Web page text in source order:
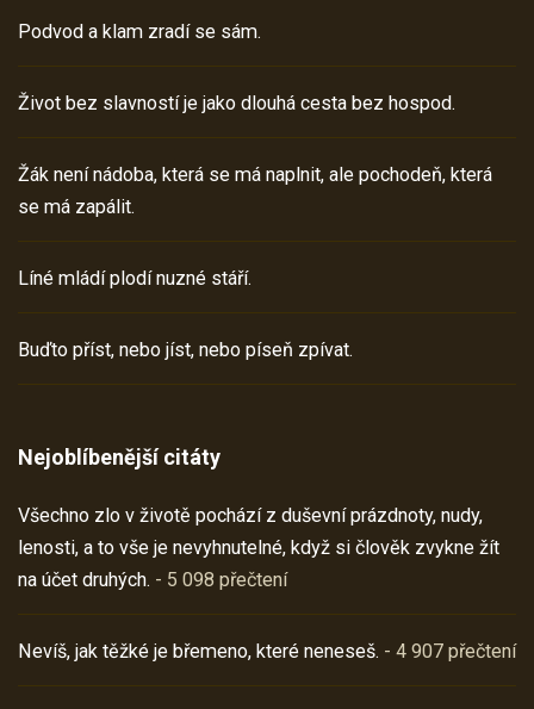
Podvod a klam zradí se sám.
Život bez slavností je jako dlouhá cesta bez hospod.
Žák není nádoba, která se má naplnit, ale pochodeň, která
se má zapálit.
Líné mládí plodí nuzné stáří.
Buďto příst, nebo jíst, nebo píseň zpívat.
Nejoblíbenější citáty
Všechno zlo v životě pochází z duševní prázdnoty, nudy,
lenosti, a to vše je nevyhnutelné, když si člověk zvykne žít
na účet druhých. - 5 098 přečtení
Nevíš, jak těžké je břemeno, které neneseš. - 4 907 přečtení